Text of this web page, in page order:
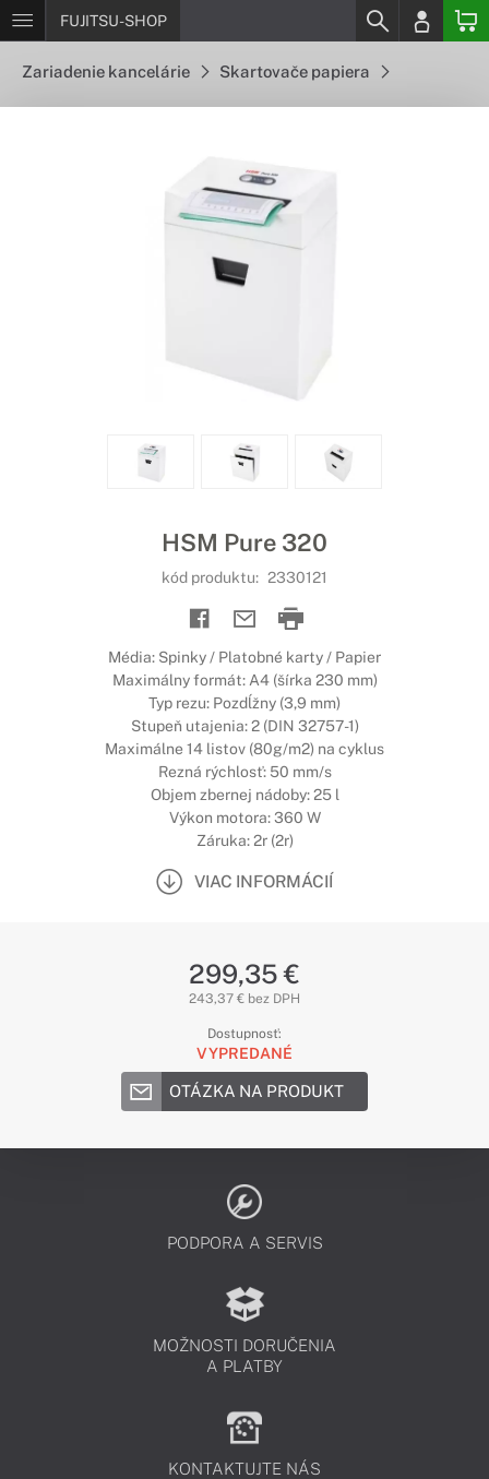
FUJITSU-SHOP
Zariadenie kancelárie Skartovače papiera
HSM Pure 320
kód produktu: 2330121
Média: Spinky / Platobné karty / Papier
Maximálny formát: A4 (šírka 230 mm)
Typ rezu: Pozdĺžny (3,9 mm)
Stupeň utajenia: 2 (DIN 32757-1)
Maximálne 14 listov (80g/m2) na cyklus
Rezná rýchlosť: 50 mm/s
Objem zbernej nádoby: 25 l
Výkon motora: 360 W
Záruka: 2r (2r)
VIAC INFORMÁCIÍ
299,35 €
243,37 € bez DPH
Dostupnosť:
VYPREDANÉ
OTÁZKA NA PRODUKT
PODPORA A SERVIS
MOŽNOSTI DORUČENIA
A PLATBY
KONTAKTUJTE NÁS